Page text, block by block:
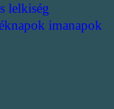
lelkiség
imanapok